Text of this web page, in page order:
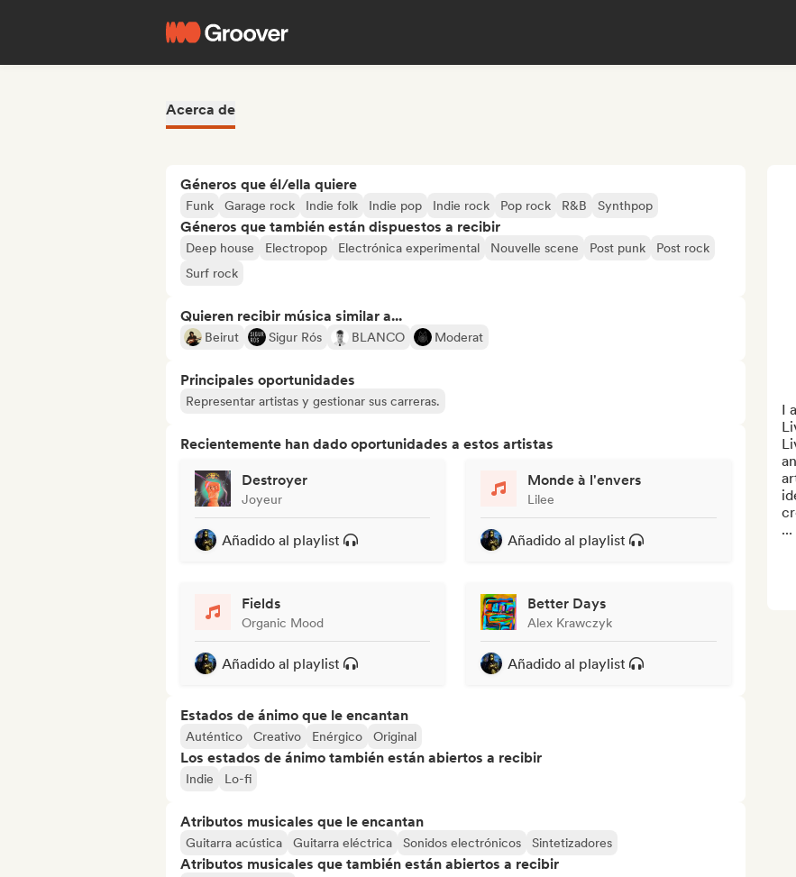
Acerca de
Géneros que él/ella quiere
Funk Garage rock Indie folk Indie pop Indie rock Pop rock R&B Synthpop
Géneros que también están dispuestos a recibir
Deep house Electropop Electrónica experimental Nouvelle scene Post punk
Post rock
Surf rock
Quieren recibir música similar a...
Beirut Sigur Rós BLANCO Moderat
Principales oportunidades
Representar artistas y gestionar sus carreras.
Recientemente han dado oportunidades a estos artistas
Destroyer
Joyeur
Añadido al playlist
Monde à l'envers
Lilee
Añadido al playlist
Fields
Organic Mood
Añadido al playlist
Better Days
Alex Krawczyk
Añadido al playlist
Estados de ánimo que le encantan
Auténtico Creativo Enérgico Original
Los estados de ánimo también están abiertos a recibir
Indie Lo-fi
Atributos musicales que le encantan
Guitarra acústica Guitarra eléctrica Sonidos electrónicos Sintetizadores
Atributos musicales que también están abiertos a recibir
I
...